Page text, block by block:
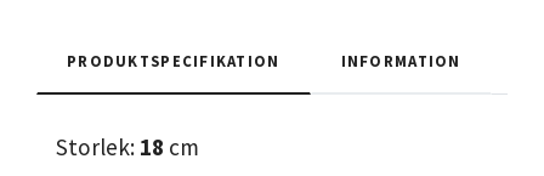
PRODUKTSPECIFIKATION INFORMATION
Storlek: 18 cm